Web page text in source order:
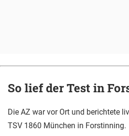
So lief der Test in
Die AZ war vor Ort und berichtete
TSV 1860 München in Forstinning.